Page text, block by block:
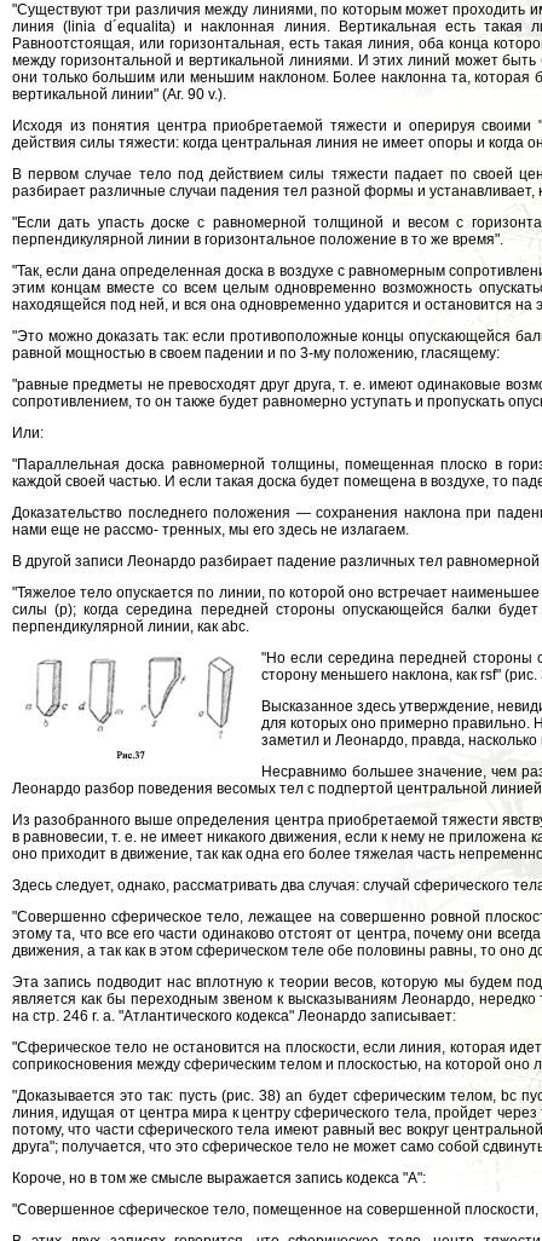
"Существуют три различия между линиями, по которым может проходить
линия (linia d´equalita) и наклонная линия. Вертикальная есть такая
Равноотстоящая, или горизонтальная, есть такая линия, оба конца
между горизонтальной и вертикальной линиями. И этих линий может
они только большим или меньшим наклоном. Более наклонна та, которая
вертикальной линии" (Аr. 90 v.).
Исходя из понятия центра приобретаемой тяжести и оперируя своими
действия силы тяжести: когда центральная линия не имеет опоры и когда
В первом случае тело под действием силы тяжести падает по своей
разбирает различные случаи падения тел разной формы и устанавливает,
"Если дать упасть доске с равномерной толщиной и весом с
перпендикулярной линии в горизонтальное положение в то же время".
"Так, если дана определенная доска в воздухе с равномерным
этим концам вместе со всем целым одновременно возможность
находящейся под ней, и вся она одновременно ударится и остановится на
"Это можно доказать так: если противоположные концы опускающейся
равной мощностью в своем падении и по 3-му положению, гласящему:
"равные предметы не превосходят друг друга, т. е. имеют одинаковые
сопротивлением, то он также будет равномерно уступать и пропускать
Или:
"Параллельная доска равномерной толщины, помещенная плоско в
каждой своей частью. И если такая доска будет помещена в воздухе, то
Доказательство последнего положения — сохранения наклона при
нами еще не рассмо- тренных, мы его здесь не излагаем.
В другой записи Леонардо разбирает падение различных тел
"Тяжелое тело опускается по линии, по которой оно встречает
силы (p); когда середина передней стороны опускающейся балки
перпендикулярной линии, как abc.
"Но если середина передней стороны
сторону меньшего наклона, как rsf"
Высказанное здесь утверждение,
для которых оно примерно
заметил и Леонардо, правда,
Несравнимо большее значение, чем
Леонардо разбор поведения весомых тел с подпертой центральной
Из разобранного выше определения центра приобретаемой тяжести
в равновесии, т. е. не имеет никакого движения, если к нему не
оно приходит в движение, так как одна его более тяжелая часть
Здесь следует, однако, рассматривать два случая: случай сферического
"Совершенно сферическое тело, лежащее на совершенно ровной
этому та, что все его части одинаково отстоят от центра, почему они
движения, а так как в этом сферическом теле обе половины равны, то оно
Эта запись подводит нас вплотную к теории весов, которую мы будем
является как бы переходным звеном к высказываниям Леонардо,
на стр. 246 r. а. "Атлантического кодекса" Леонардо записывает:
"Сферическое тело не остановится на плоскости, если линия, которая
соприкосновения между сферическим телом и плоскостью, на которой
"Доказывается это так: пусть (рис. 38) an будет сферическим телом, bc
линия, идущая от центра мира к центру сферического тела, пройдет
потому, что части сферического тела имеют равный вес вокруг
друга"; получается, что это сферическое тело не может само собой
Короче, но в том же смысле выражается запись кодекса "А":
"Совершенное сферическое тело, помещенное на совершенной